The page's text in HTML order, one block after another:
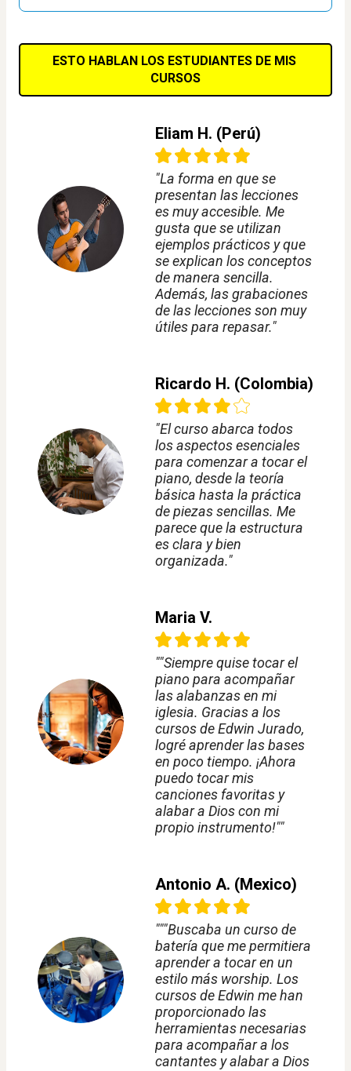
ESTO HABLAN LOS ESTUDIANTES DE MIS
CURSOS
Eliam H. (Perú)
"La forma en que se
presentan las lecciones
es muy accesible. Me
gusta que se utilizan
ejemplos prácticos y que
se explican los conceptos
de manera sencilla.
Además, las grabaciones
de las lecciones son muy
útiles para repasar."
Ricardo H. (Colombia)
"El curso abarca todos
los aspectos esenciales
para comenzar a tocar el
piano, desde la teoría
básica hasta la práctica
de piezas sencillas. Me
parece que la estructura
es clara y bien
organizada."
Maria V.
""Siempre quise tocar el
piano para acompañar
las alabanzas en mi
iglesia. Gracias a los
cursos de Edwin Jurado,
logré aprender las bases
en poco tiempo. ¡Ahora
puedo tocar mis
canciones favoritas y
alabar a Dios con mi
propio instrumento!""
Antonio A. (Mexico)
"""Buscaba un curso de
batería que me permitiera
aprender a tocar en un
estilo más worship. Los
cursos de Edwin me han
proporcionado las
herramientas necesarias
para acompañar a los
cantantes y alabar a Dios